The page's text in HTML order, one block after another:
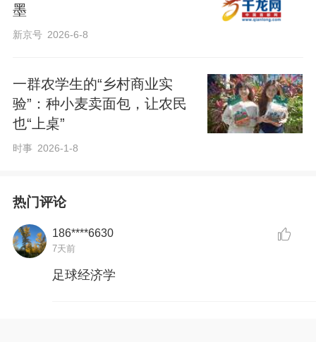
V
墨
新京号 2026-6-8
一群农学生的“乡村商业实
验”：种小麦卖面包，让农民
也“上桌”
时事 2026-1-8
热门评论
186****6630
7天前
足球经济学